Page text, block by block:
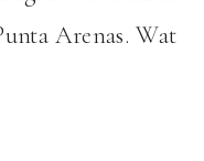
Arenas. Wat